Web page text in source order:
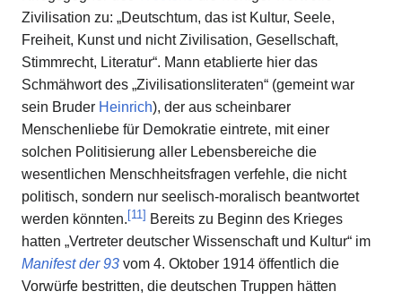
Zivilisation zu: „Deutschtum, das ist Kultur, Seele,
Freiheit, Kunst und nicht Zivilisation, Gesellschaft,
Stimmrecht, Literatur“. Mann etablierte hier das
Schmähwort des „Zivilisationsliteraten“ (gemeint war
sein Bruder Heinrich), der aus scheinbarer
Menschenliebe für Demokratie eintrete, mit einer
solchen Politisierung aller Lebensbereiche die
wesentlichen Menschheitsfragen verfehle, die nicht
politisch, sondern nur seelisch-moralisch beantwortet
werden könnten. [11] Bereits zu Beginn des Krieges
hatten „Vertreter deutscher Wissenschaft und Kultur“ im
Manifest der 93 vom 4. Oktober 1914 öffentlich die
Vorwürfe bestritten, die deutschen Truppen hätten